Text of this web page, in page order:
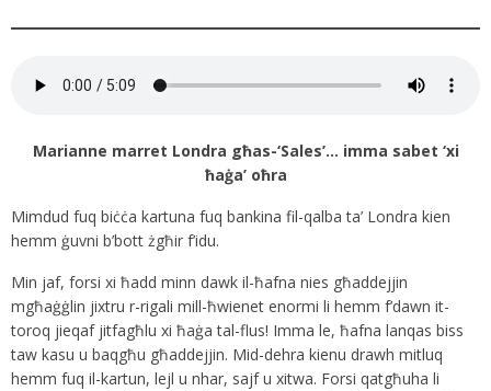
Marianne marret Londra għas-‘Sales’… imma sabet ‘xi
ħaġa’ oħra
Mimdud fuq biċċa kartuna fuq bankina fil-qalba ta’ Londra kien
hemm ġuvni b’bott żgħir f’idu.
Min jaf, forsi xi ħadd minn dawk il-ħafna nies għaddejjin
mgħaġġlin jixtru r-rigali mill-ħwienet enormi li hemm f’dawn it-
toroq jieqaf jitfagħlu xi ħaġa tal-flus! Imma le, ħafna lanqas biss
taw kasu u baqgħu għaddejjin. Mid-dehra kienu drawh mitluq
hemm fuq il-kartun, lejl u nhar, sajf u xitwa. Forsi qatgħuha li